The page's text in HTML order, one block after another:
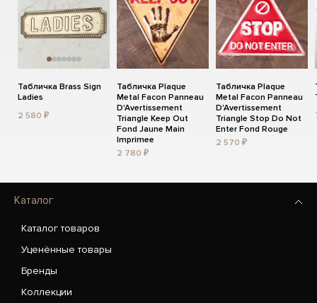
Табличка Brass Sign
Ladies
2 580 ₽
Табличка Plaque
Metal Facon Panneau
D'Avertissement
Triangle Keep Out
Fond Jaune Main
Imprimee
2 780 ₽
Табличка Plaque
Metal Facon Panneau
D'Avertissement
Triangle Stop Do Not
Enter Fond Rouge
2 570 ₽
Каталог
Каталог товаров
Уценённые товары
Бренды
Коллекции